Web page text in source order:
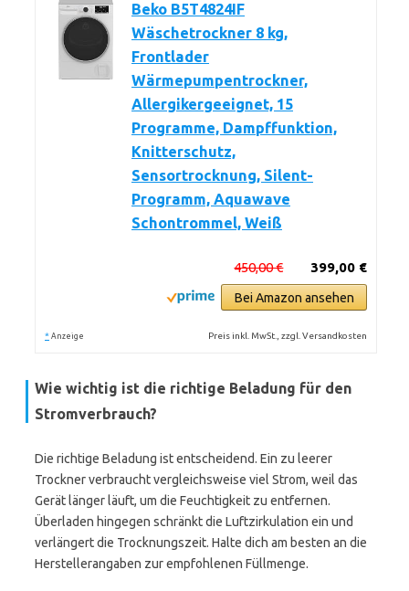
Beko B5T4824IF
Wäschetrockner 8 kg,
Frontlader
Wärmepumpentrockner,
Allergikergeeignet, 15
Programme, Dampffunktion,
Knitterschutz,
Sensortrocknung, Silent-
Programm, Aquawave
Schontrommel, Weiß
399,00 €
450,00 €
Bei Amazon ansehen
* Anzeige Preis inkl. MwSt., zzgl. Versandkosten
Wie wichtig ist die richtige Beladung für den
Stromverbrauch?
Die richtige Beladung ist entscheidend. Ein zu leerer
Trockner verbraucht vergleichsweise viel Strom, weil das
Gerät länger läuft, um die Feuchtigkeit zu entfernen.
Überladen hingegen schränkt die Luftzirkulation ein und
verlängert die Trocknungszeit. Halte dich am besten an die
Herstellerangaben zur empfohlenen Füllmenge.